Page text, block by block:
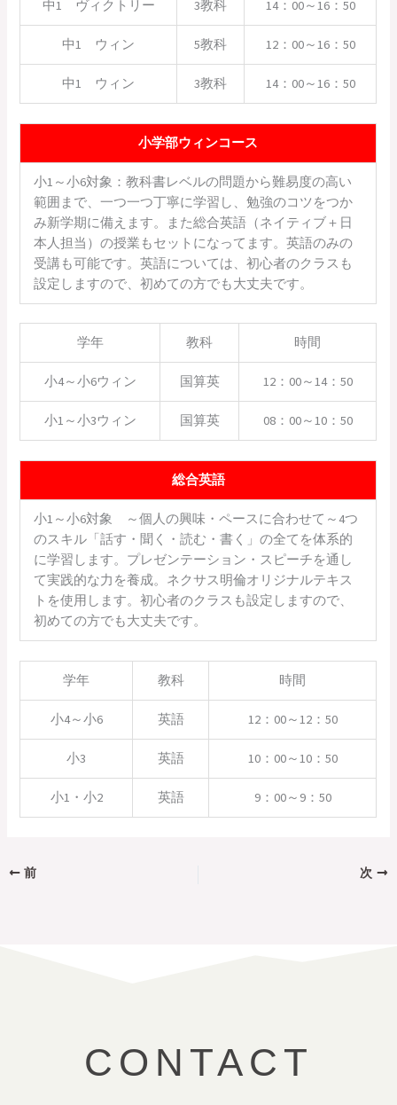
中1 ヴィクトリー 3教科 14：00～16：50
中1 ウィン 5教科 12：00～16：50
中1 ウィン 3教科 14：00～16：50
小学部ウィンコース
小1～小6対象：教科書レベルの問題から難易度の高い
範囲まで、一つ一つ丁寧に学習し、勉強のコツをつか
み新学期に備えます。また総合英語（ネイティブ＋日
本人担当）の授業もセットになってます。英語のみの
受講も可能です。英語については、初心者のクラスも
設定しますので、初めての方でも大丈夫です。
学年 教科 時間
小4～小6ウィン 国算英 12：00～14：50
小1～小3ウィン 国算英 08：00～10：50
総合英語
小1～小6対象 ～個人の興味・ペースに合わせて～4つ
のスキル「話す・聞く・読む・書く」の全てを体系的
に学習します。プレゼンテーション・スピーチを通し
て実践的な力を養成。ネクサス明倫オリジナルテキス
トを使用します。初心者のクラスも設定しますので、
初めての方でも大丈夫です。
学年 教科 時間
小4～小6 英語 12：00～12：50
小3 英語 10：00～10：50
小1・小2 英語 9：00～9：50
前 次
CONTACT